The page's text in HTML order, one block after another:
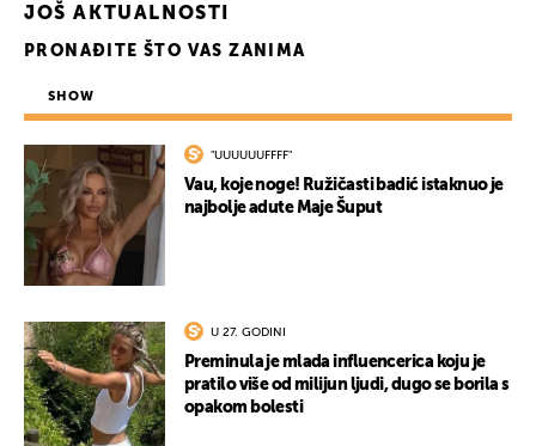
JOŠ AKTUALNOSTI
PRONAĐITE ŠTO VAS ZANIMA
SHOW
"UUUUUUFFFF"
Vau, koje noge! Ružičasti badić istaknuo je
najbolje adute Maje Šuput
U 27. GODINI
Preminula je mlada influencerica koju je
pratilo više od milijun ljudi, dugo se borila s
opakom bolesti